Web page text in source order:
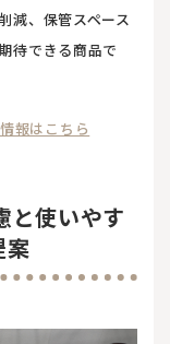
減、保管スペース
待できる商品で
報はこちら
と使いやす
案